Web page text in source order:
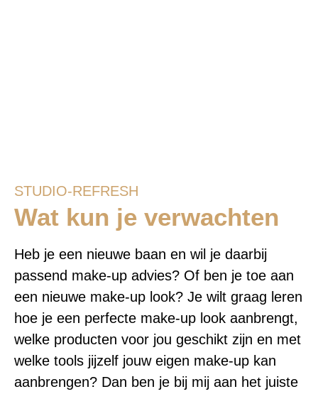
STUDIO-REFRESH
Wat kun je verwachten
Heb je een nieuwe baan en wil je daarbij
passend make-up advies? Of ben je toe aan
een nieuwe make-up look? Je wilt graag leren
hoe je een perfecte make-up look aanbrengt,
welke producten voor jou geschikt zijn en met
welke tools jijzelf jouw eigen make-up kan
aanbrengen? Dan ben je bij mij aan het juiste